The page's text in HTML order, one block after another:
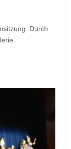
Durch